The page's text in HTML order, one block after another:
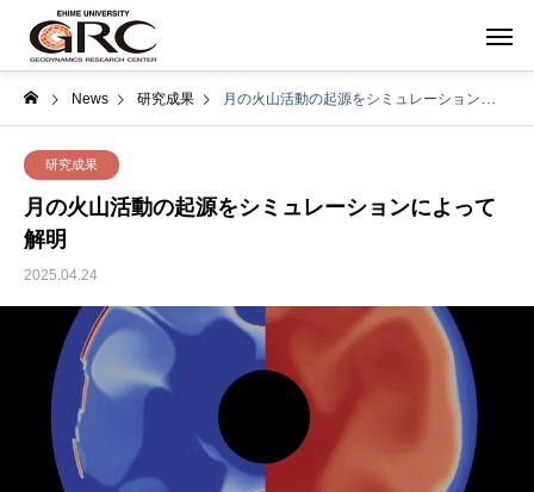
News 研究成果 月の火山活動の起源をシミュレーションによって解明
研究成果
月の火山活動の起源をシミュレーションによって
解明
2025.04.24